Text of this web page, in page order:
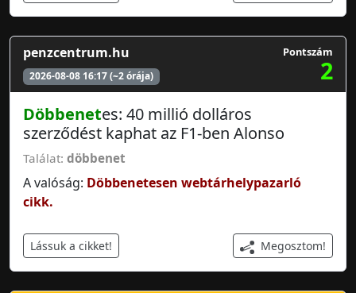
penzcentrum.hu
2026-08-08 16:17 (~2 órája)
Pontszám
2
Döbbenetes: 40 millió dolláros
szerződést kaphat az F1-ben Alonso
Találat: döbbenet
A valóság: Döbbenetesen webtárhelypazarló
cikk.
Lássuk a cikket! Megosztom!